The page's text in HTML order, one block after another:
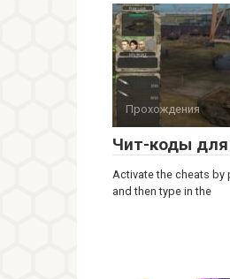
Прохождения
Чит-коды
Activate the cheats by
and then type in the